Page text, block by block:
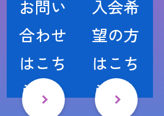
お問い
合わせ
はこち
ら
入会希
望の方
はこち
ら